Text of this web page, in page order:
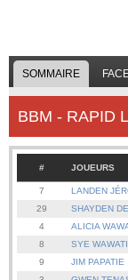
SOMMAIRE
BBM - RAPID
# JOUEURS
7 LANDEN
29
SHAYDEN
4
ALICIA
8
SYE
9
JIM PAPATIE